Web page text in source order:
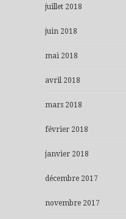
juillet 2018
juin 2018
mai 2018
avril 2018
mars 2018
février 2018
janvier 2018
décembre 2017
novembre 2017